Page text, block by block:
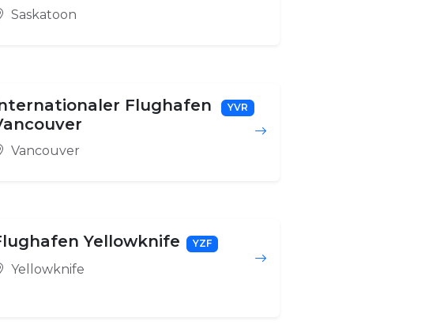
Saskatoon
Flughafen
YVR
Vancouver
Yellowknife YZF
Yellowknife